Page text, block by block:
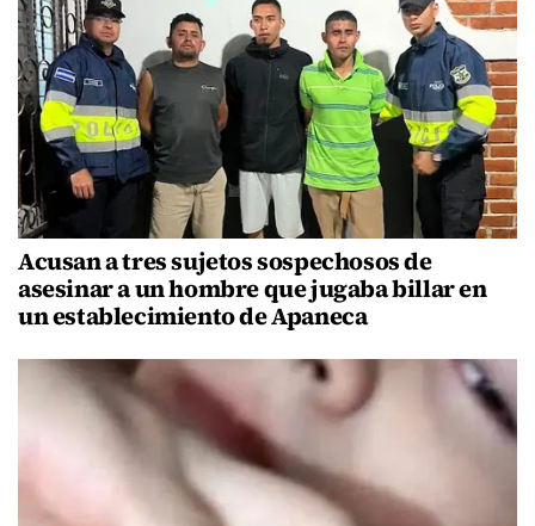
Acusan a tres sujetos sospechosos de
asesinar a un hombre que jugaba billar en
un establecimiento de Apaneca